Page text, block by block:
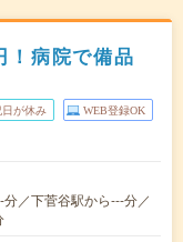
！病院で備品
日が休み WEB登録OK
／下菅谷駅から---分／